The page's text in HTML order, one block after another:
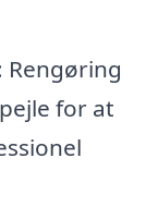
Rengøring
for at